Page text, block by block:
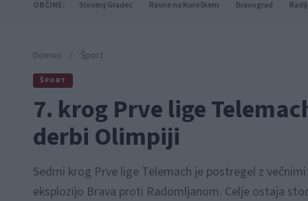
OBČINE: Slovenj Gradec Ravne na Koroškem Dravograd
Domov / Šport
ŠPORT
7. krog Prve lige
derbi Olimpiji
Sedmi krog Prve lige Telemach je postregel z
eksplozijo Brava proti Radomljanom. Celje ostaja